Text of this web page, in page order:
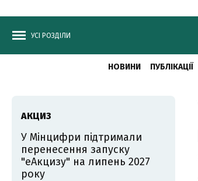
УСІ РОЗДІЛИ
НОВИНИ ПУБЛІКАЦІЇ
АКЦИЗ
У Мінцифри підтримали
перенесення запуску
"еАкцизу" на липень 2027
року